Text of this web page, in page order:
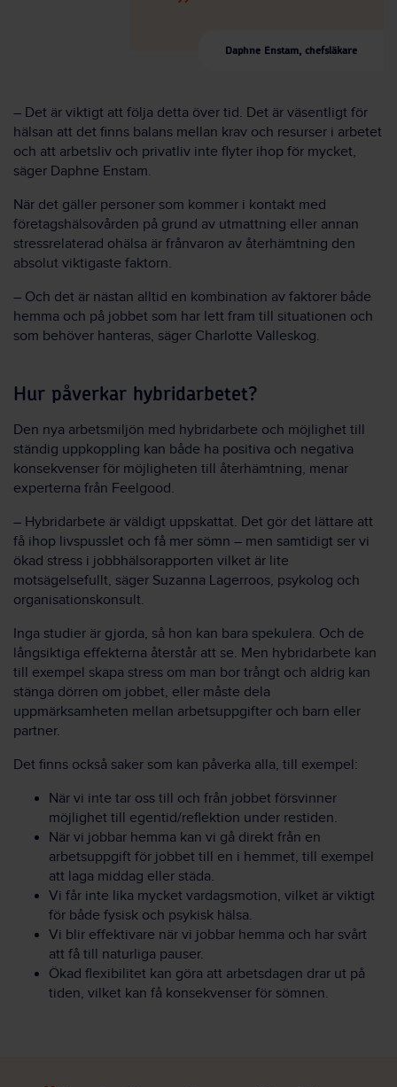
Daphne Enstam, chefsläkare
– Det är viktigt att följa detta över tid. Det är väsentligt för
hälsan att det finns balans mellan krav och resurser i arbetet
och att arbetsliv och privatliv inte flyter ihop för mycket,
säger Daphne Enstam.
När det gäller personer som kommer i kontakt med
företagshälsovården på grund av utmattning eller annan
stressrelaterad ohälsa är frånvaron av återhämtning den
absolut viktigaste faktorn.
– Och det är nästan alltid en kombination av faktorer både
hemma och på jobbet som har lett fram till situationen och
som behöver hanteras, säger Charlotte Valleskog.
Hur påverkar hybridarbetet?
Den nya arbetsmiljön med hybridarbete och möjlighet till
ständig uppkoppling kan både ha positiva och negativa
konsekvenser för möjligheten till återhämtning, menar
experterna från Feelgood.
– Hybridarbete är väldigt uppskattat. Det gör det lättare att
få ihop livspusslet och få mer sömn – men samtidigt ser vi
ökad stress i jobbhälsorapporten vilket är lite
motsägelsefullt, säger Suzanna Lagerroos, psykolog och
organisationskonsult.
Inga studier är gjorda, så hon kan bara spekulera. Och de
långsiktiga effekterna återstår att se. Men hybridarbete kan
till exempel skapa stress om man bor trångt och aldrig kan
stänga dörren om jobbet, eller måste dela
uppmärksamheten mellan arbetsuppgifter och barn eller
partner.
Det finns också saker som kan påverka alla, till exempel:
När vi inte tar oss till och från jobbet försvinner
möjlighet till egentid/reflektion under restiden.
När vi jobbar hemma kan vi gå direkt från en
arbetsuppgift för jobbet till en i hemmet, till exempel
att laga middag eller städa.
Vi får inte lika mycket vardagsmotion, vilket är viktigt
för både fysisk och psykisk hälsa.
Vi blir effektivare när vi jobbar hemma och har svårt
att få till naturliga pauser.
Ökad flexibilitet kan göra att arbetsdagen drar ut på
tiden, vilket kan få konsekvenser för sömnen.